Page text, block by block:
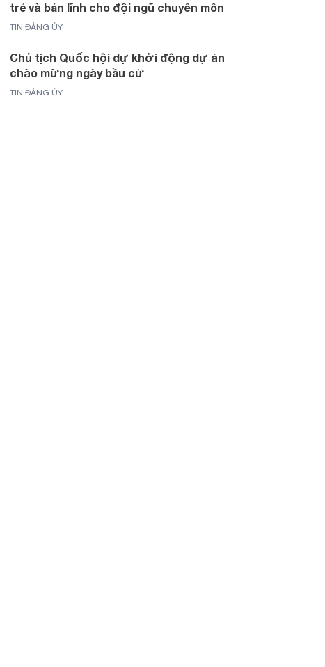
trẻ và bản lĩnh cho đội ngũ chuyên môn
TIN ĐẢNG ỦY
Chủ tịch Quốc hội dự khởi động dự án
chào mừng ngày bầu cử
TIN ĐẢNG ỦY